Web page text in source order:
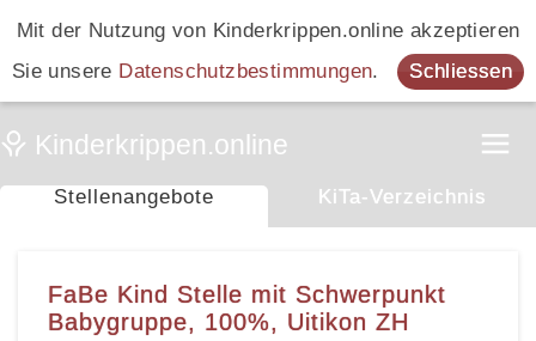
Mit der Nutzung von Kinderkrippen.online akzeptieren
Sie unsere Datenschutzbestimmungen. Schliessen
Stellenangebote KiTa-Verzeichnis
FaBe Kind Stelle mit Schwerpunkt
Babygruppe, 100%, Uitikon ZH